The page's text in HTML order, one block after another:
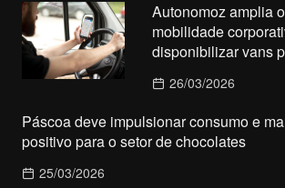
Autonomoz amplia
mobilidade
disponibilizar vans
26/03/2026
Páscoa deve impulsionar consumo e
positivo para o setor de chocolates
25/03/2026